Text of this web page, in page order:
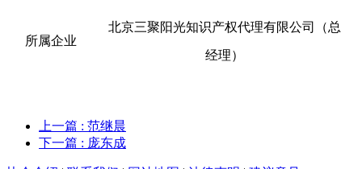
所属企业
北京三聚阳光知识产权代理有限公司（总
经理）
上一篇 : 范继晨
下一篇 : 庞东成